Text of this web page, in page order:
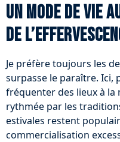
Un mode de vie
de
Je préfère toujours les
surpasse le paraître. Ici,
fréquenter des lieux à la
rythmée par les
estivales restent
commercialisation